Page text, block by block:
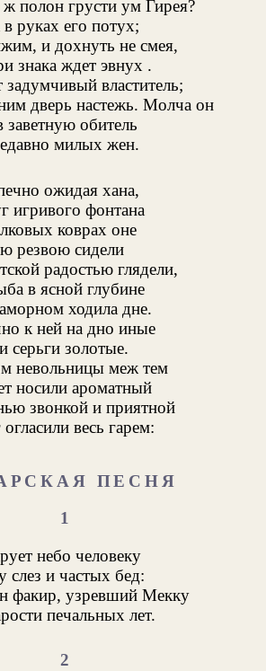
полон грусти ум Гирея?
руках его потух;
и дохнуть не смея,
знака ждет эвнух .
задумчивый властитель;
дверь настежь. Молча он
заветную обитель
милых жен.
ожидая хана,
игривого фонтана
коврах оне
резвою сидели
радостью глядели,
в ясной глубине
ходила дне.
к ней на дно иные
серьги золотые.
невольницы меж тем
носили ароматный
звонкой и приятной
весь гарем:
ПЕСНЯ
1
небо человеку
слез и частых бед:
факир, узревший Мекку
печальных лет.
2